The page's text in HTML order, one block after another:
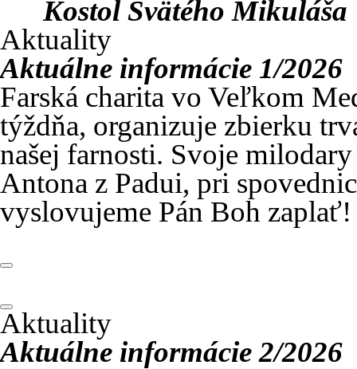
Kostol Svätého Mikuláša
Aktuality
Aktuálne informácie 1/2026
Farská charita vo Veľkom
týždňa, organizuje zbierku
našej farnosti. Svoje
Antona z Padui, pri
vyslovujeme Pán Boh zaplať!
Aktuality
Aktuálne informácie 2/2026